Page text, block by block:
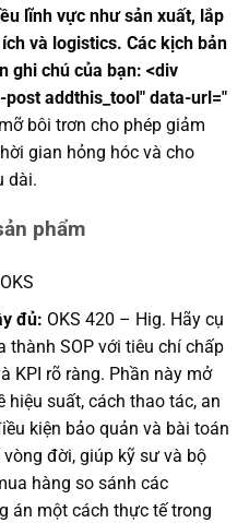
lĩnh vực như sản xuất, lắp
và logistics. Các kịch bản
ghi chú của bạn: <div
addthis_tool" data-url="
bôi trơn cho phép giảm
gian hỏng hóc và cho
dài.
phẩm
OKS
đủ: OKS 420 – Hig. Hãy cụ
thành SOP với tiêu chí chấp
KPI rõ ràng. Phần này mở
hiệu suất, cách thao tác, an
kiện bảo quản và bài toán
đời, giúp kỹ sư và bộ
hàng so sánh các
án một cách thực tế trong